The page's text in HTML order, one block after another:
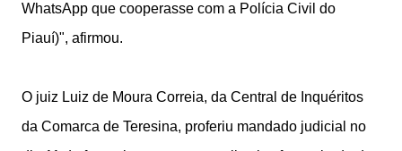
WhatsApp que cooperasse com a Polícia Civil do
Piauí)", afirmou.
O juiz Luiz de Moura Correia, da Central de Inquéritos
da Comarca de Teresina, proferiu mandado judicial no